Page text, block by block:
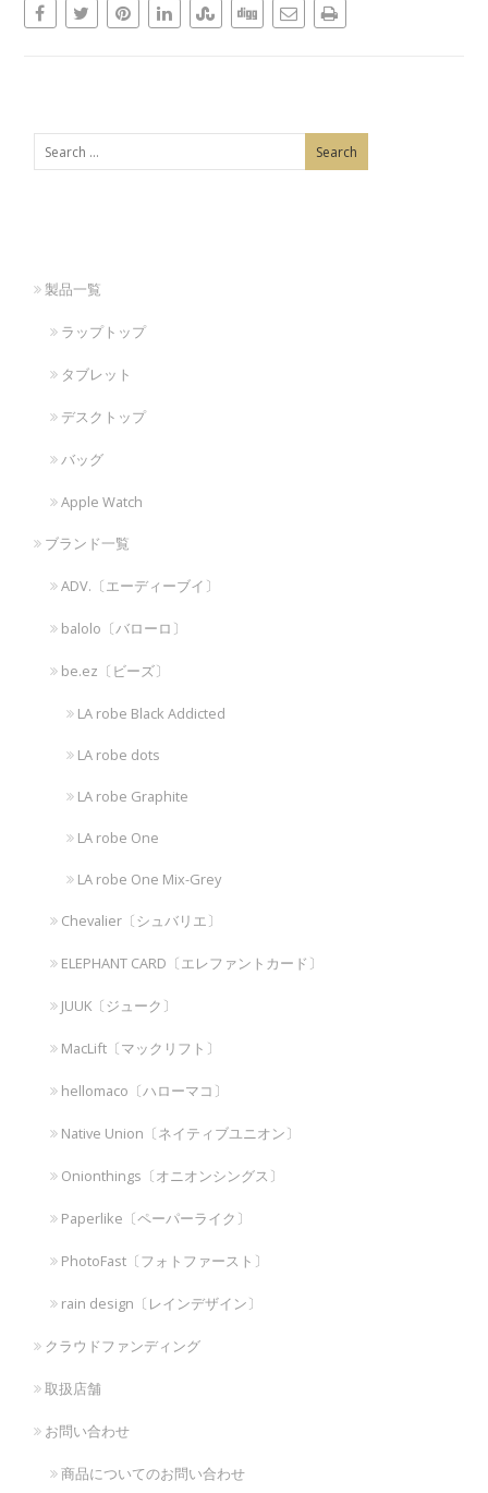
製品一覧
ラップトップ
タブレット
デスクトップ
バッグ
Apple Watch
ブランド一覧
ADV.〔エーディーブイ〕
balolo〔バローロ〕
be.ez〔ビーズ〕
LA robe Black Addicted
LA robe dots
LA robe Graphite
LA robe One
LA robe One Mix-Grey
Chevalier〔シュバリエ〕
ELEPHANT CARD〔エレファントカード〕
JUUK〔ジューク〕
MacLift〔マックリフト〕
hellomaco〔ハローマコ〕
Native Union〔ネイティブユニオン〕
Onionthings〔オニオンシングス〕
Paperlike〔ペーパーライク〕
PhotoFast〔フォトファースト〕
rain design〔レインデザイン〕
クラウドファンディング
取扱店舗
お問い合わせ
商品についてのお問い合わせ